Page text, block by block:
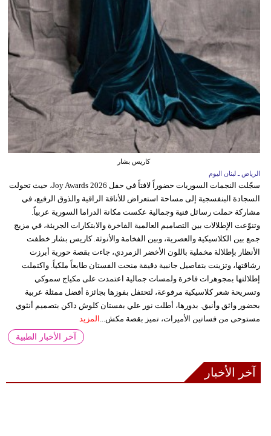
كاريس بشار
الرياض ـ لبنان اليوم
سجّلت النجمات السوريات حضوراً لافتاً في حفل Joy Awards 2026، حيث تحولت
السجادة البنفسجية إلى مساحة استعراض للأناقة الراقية والذوق الرفيع، في
مشاركة حملت رسائل فنية وجمالية عكست مكانة الدراما السورية عربياً.
وتنوّعت الإطلالات بين التصاميم العالمية الفاخرة والابتكارات الجريئة، في مزيج
جمع بين الكلاسيكية والعصرية، وبين الفخامة والأنوثة. كاريس بشار خطفت
الأنظار بإطلالة مخملية باللون الأخضر الزمردي، جاءت بقصة حورية أبرزت
رشاقتها، وتزينت بتفاصيل جانبية دقيقة منحت الفستان طابعاً ملكياً. واكتملت
إطلالتها بمجوهرات فاخرة ولمسات جمالية اعتمدت على مكياج سموكي
وتسريحة شعر كلاسيكية مرفوعة، لتحتفل بفوزها بجائزة أفضل ممثلة عربية
بحضور واثق وأنيق. بدورها، أطلت نور علي بفستان كلوش داكن بتصميم أنثوي
مستوحى من فساتين الأميرات، تميز بقصة مكش...
المزيد
آخر الأخبار الطبية
آخر الأخبار